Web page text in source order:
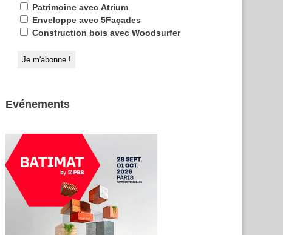
Patrimoine avec Atrium
Enveloppe avec 5Façades
Construction bois avec Woodsurfer
Evénements